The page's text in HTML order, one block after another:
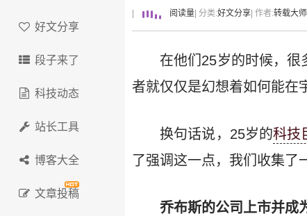
好文分享
段子来了
科技动态
站长工具
博客大全
文章投稿
阅读量 | 分类:好文分享 | 作者:转载大师
在他们25岁的时候，
者就仅仅是幻想着如何能在
换句话说，25岁的科技
了强调这一点，我们收集了
乔布斯的公司上市并成